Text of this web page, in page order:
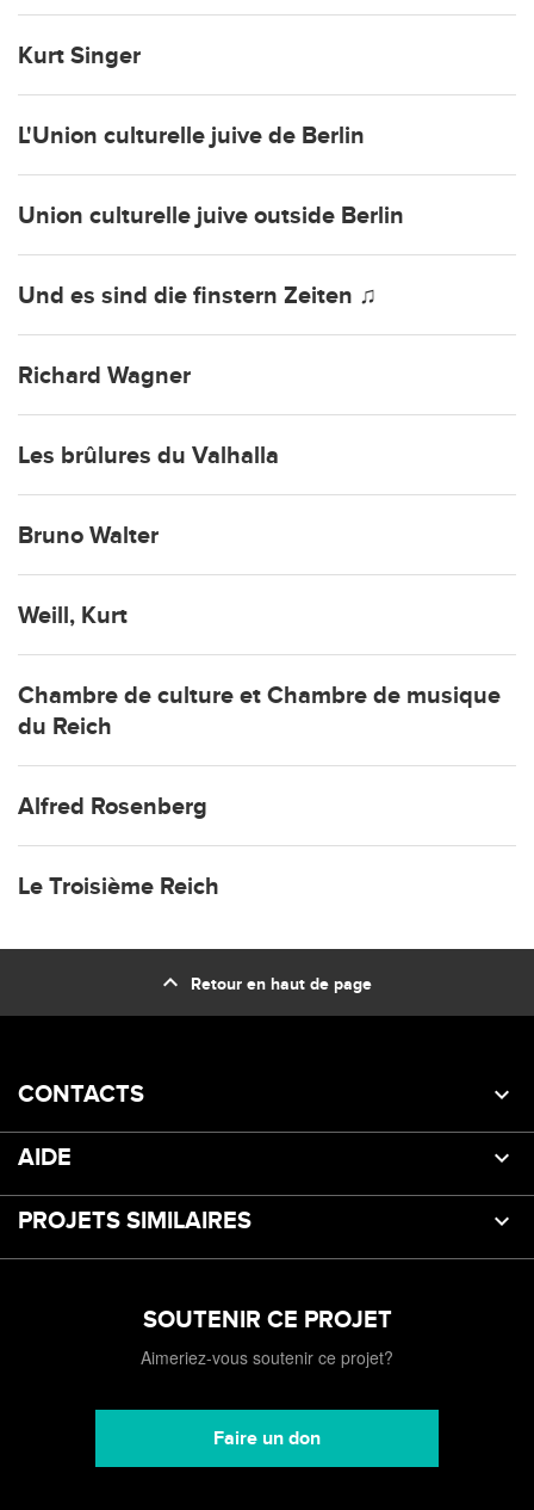
Kurt Singer
L'Union culturelle juive de Berlin
Union culturelle juive outside Berlin
Und es sind die finstern Zeiten ♫
Richard Wagner
Les brûlures du Valhalla
Bruno Walter
Weill, Kurt
Chambre de culture et Chambre de musique
du Reich
Alfred Rosenberg
Le Troisième Reich
expand_less Retour en haut de page
CONTACTS
AIDE
PROJETS SIMILAIRES
SOUTENIR CE PROJET
Aimeriez-vous soutenir ce projet?
Faire un don